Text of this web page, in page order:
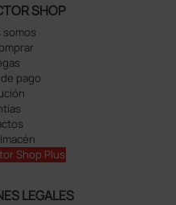
SHOP
somos
pago
Shop Plus
LEGALES